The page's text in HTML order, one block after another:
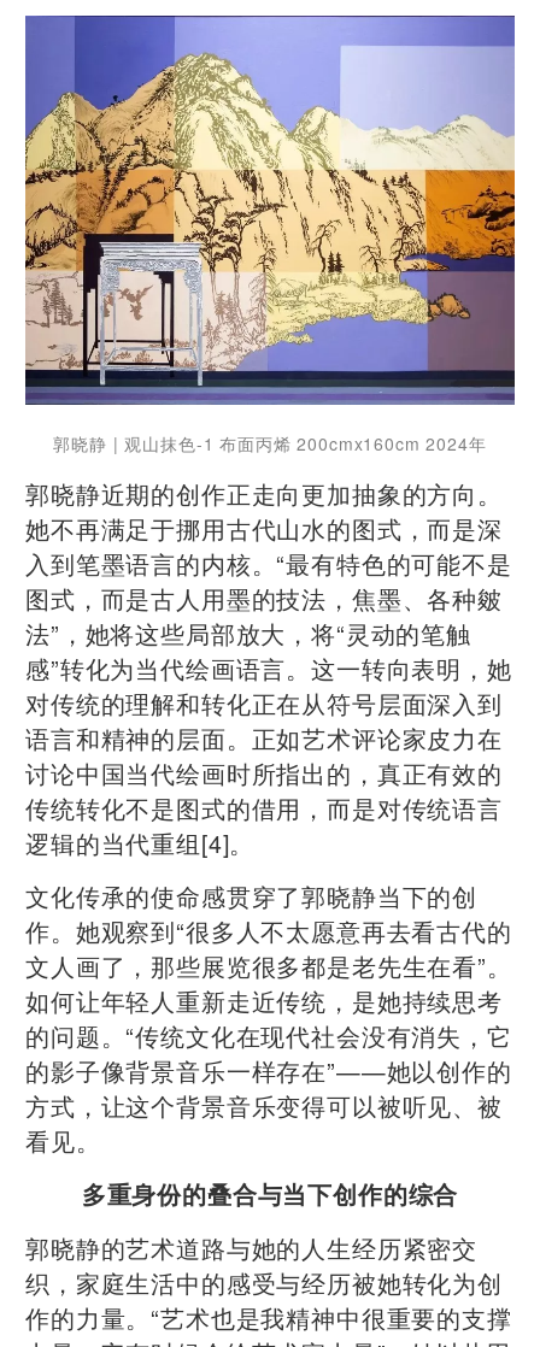
郭晓静 | 观山抹色-1 布面丙烯 200cmx160cm 2024年
郭晓静近期的创作正走向更加抽象的方向。
她不再满足于挪用古代山水的图式，而是深
入到笔墨语言的内核。“最有特色的可能不是
图式，而是古人用墨的技法，焦墨、各种皴
法”，她将这些局部放大，将“灵动的笔触
感”转化为当代绘画语言。这一转向表明，她
对传统的理解和转化正在从符号层面深入到
语言和精神的层面。正如艺术评论家皮力在
讨论中国当代绘画时所指出的，真正有效的
传统转化不是图式的借用，而是对传统语言
逻辑的当代重组[4]。
文化传承的使命感贯穿了郭晓静当下的创
作。她观察到“很多人不太愿意再去看古代的
文人画了，那些展览很多都是老先生在看”。
如何让年轻人重新走近传统，是她持续思考
的问题。“传统文化在现代社会没有消失，它
的影子像背景音乐一样存在”——她以创作的
方式，让这个背景音乐变得可以被听见、被
看见。
多重身份的叠合与当下创作的综合
郭晓静的艺术道路与她的人生经历紧密交
织，家庭生活中的感受与经历被她转化为创
作的力量。“艺术也是我精神中很重要的支撑